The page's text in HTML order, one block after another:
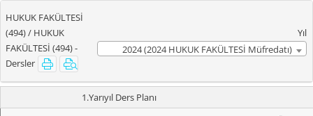
HUKUK FAKÜLTESİ
(494) / HUKUK
FAKÜLTESİ (494) -
Dersler
Yıl
2024 (2024 HUKUK FAKÜLTESİ Müfredatı)
1.Yarıyıl Ders Planı